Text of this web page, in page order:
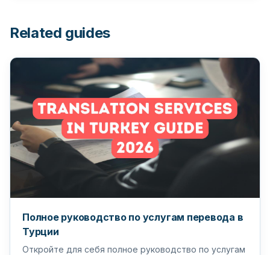
Related guides
Полное руководство по услугам перевода в
Турции
Откройте для себя полное руководство по услугам